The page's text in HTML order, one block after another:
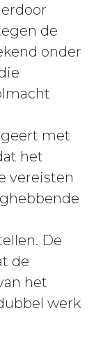
de
onder
met
het
vereisten
De
de
het
werk